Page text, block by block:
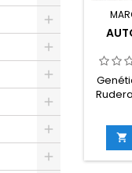
THC:
11
